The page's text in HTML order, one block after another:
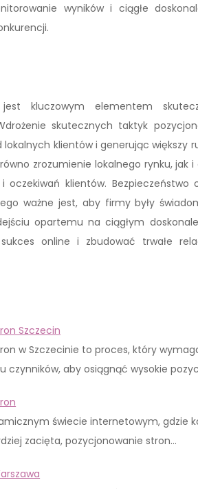
wyników i ciągłe
kluczowym elementem
skutecznych taktyk
klientów i generując większy
zrozumienie lokalnego rynku, jak i
klientów. Bezpieczeństwo
ważne jest, aby firmy były
opartemu na ciągłym
online i zbudować trwałe
Szczecin
w Szczecinie to proces, który
czynników, aby osiągnąć wysokie
świecie internetowym, gdzie
zacięta, pozycjonowanie stron…